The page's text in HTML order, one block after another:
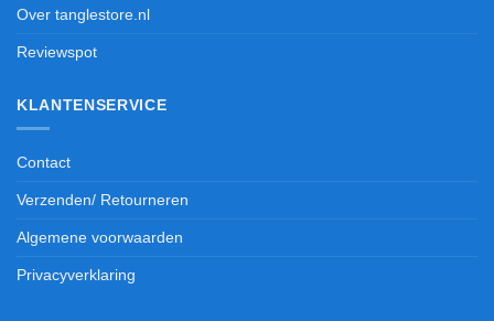
Over tanglestore.nl
Reviewspot
KLANTENSERVICE
Contact
Verzenden/ Retourneren
Algemene voorwaarden
Privacyverklaring